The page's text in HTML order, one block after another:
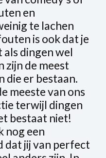
en
te lachen
is ook dat je
dingen wel
zijn de meest
die er bestaan.
meeste van ons
terwijl dingen
bestaat niet!
nog een
dat jij van perfect